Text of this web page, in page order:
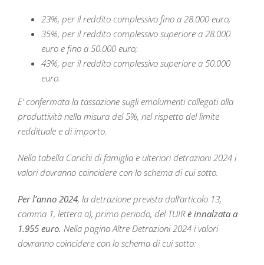
23%, per il reddito complessivo fino a 28.000 euro;
35%, per il reddito complessivo superiore a 28.000
euro e fino a 50.000 euro;
43%, per il reddito complessivo superiore a 50.000
euro.
E‘ confermata la tassazione sugli emolumenti collegati alla
produttività nella misura del 5%, nel rispetto del limite
reddituale e di importo.
Nella tabella Carichi di famiglia e ulteriori detrazioni 2024 i
valori dovranno coincidere con lo schema di cui sotto.
Per l’anno 2024, la detrazione prevista dall’articolo 13,
comma 1, lettera a), primo periodo, del TUIRè innalzata a
1.955 euro. Nella pagina Altre Detrazioni 2024 i valori
dovranno coincidere con lo schema di cui sotto: